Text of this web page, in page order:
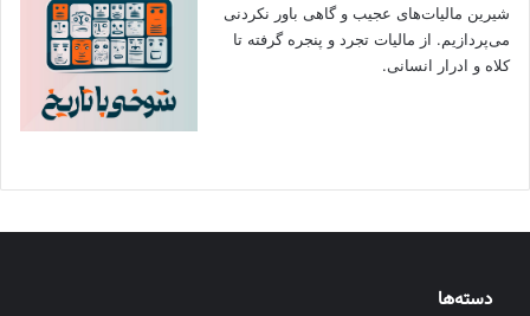
شیرین مالیات‌های عجیب و گاهی باور نکردنی‌
می‌پردازیم. از مالیات تجرد و پنجره گرفته تا
کلاه و ادرار انسانی.
دسته‌ها